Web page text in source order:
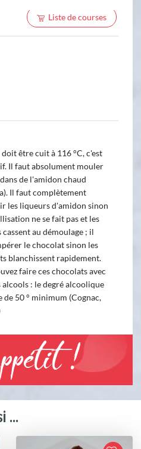
Liste de courses
doit être cuit à 116 °C, c'est
Il faut absolument mouler
de l'amidon chaud
Il faut complètement
les liqueurs d'amidon sinon
ne se fait pas et les
au démoulage ; il
le chocolat sinon les
blanchissent rapidement.
faire ces chocolats avec
alcools : le degré alcoolique
de 50 ° minimum (Cognac,
!
...